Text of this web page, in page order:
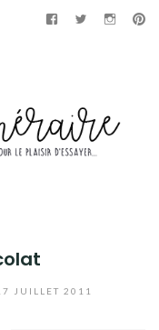
Facebook
Twitter
JUILLET 2011